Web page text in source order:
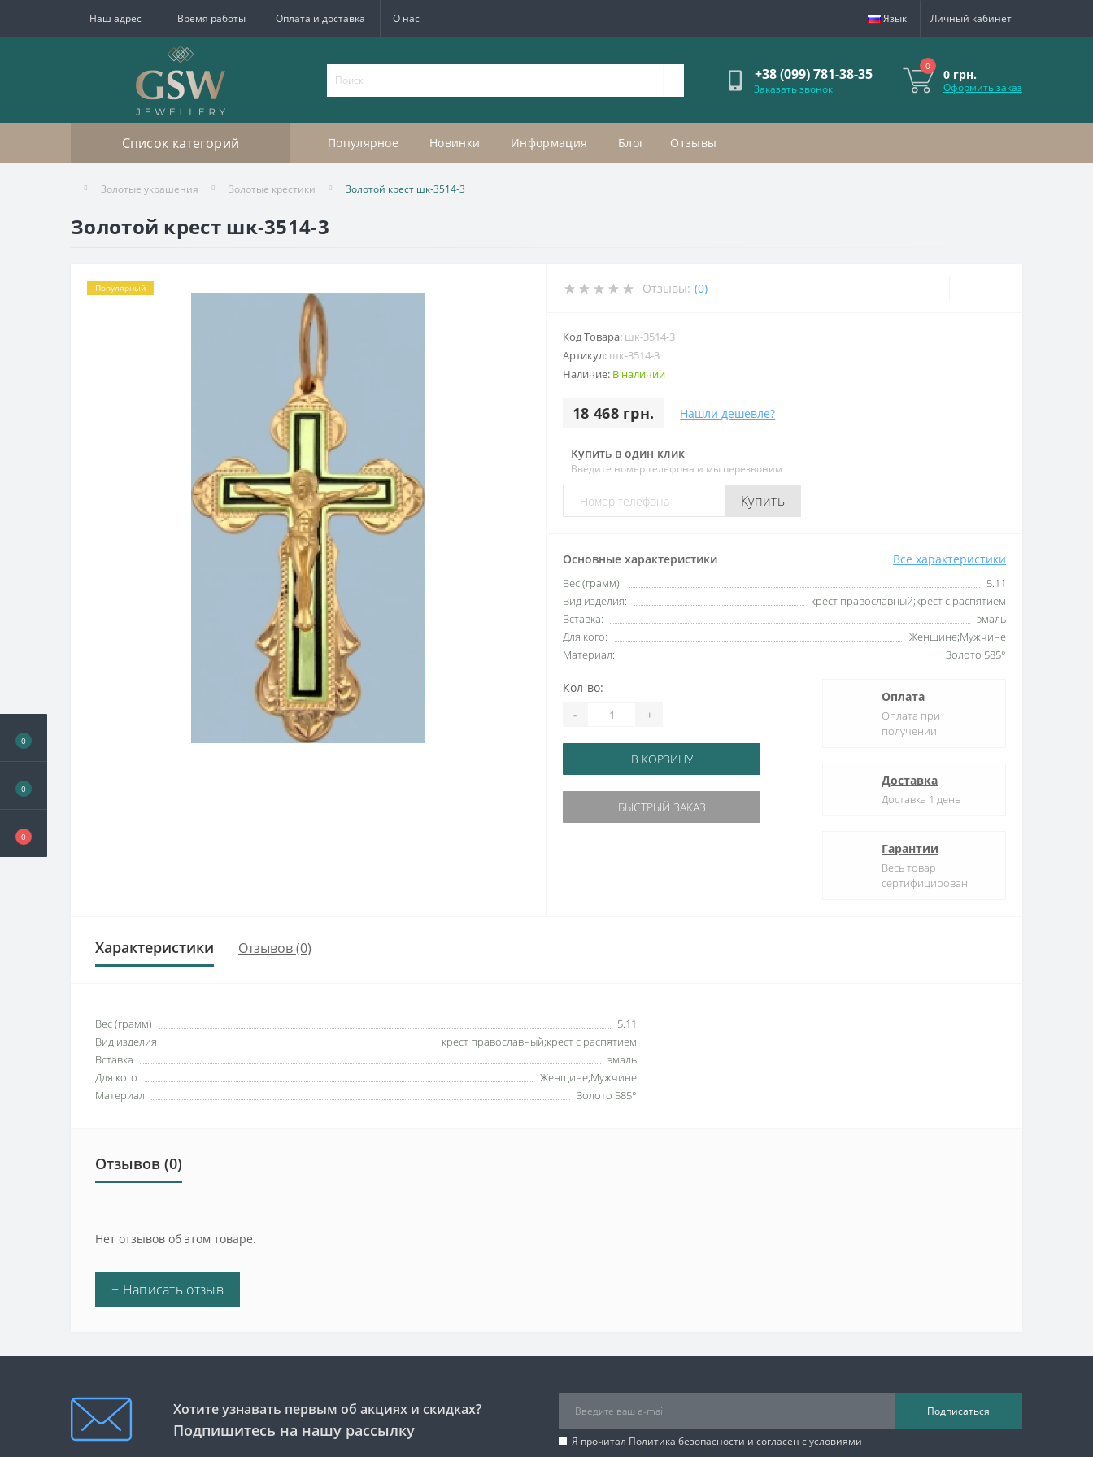
0
0
0
Наш адрес Время работы Оплата и доставка О нас Язык Личный кабинет
+38 (099) 781-38-35
Заказать звонок
0
0 грн.
Оформить заказ
Список категорий Популярное Новинки Информация Блог Отзывы
Золотые украшения Золотые крестики Золотой крест шк-3514-3
Золотой крест шк-3514-3
Популярный Отзывы: (0)
Код Товара: шк-3514-3
Артикул: шк-3514-3
Наличие: В наличии
18 468 грн. Нашли дешевле?
Купить в один клик
Введите номер телефона и мы перезвоним
Купить
Основные характеристики Все характеристики
Вес (грамм):
5.11
Вид изделия:
крест православный;крест с распятием
Вставка:
эмаль
Для кого:
Женщине;Мужчине
Материал:
Золото 585°
Кол-во:
- +
В КОРЗИНУ
БЫСТРЫЙ ЗАКАЗ
Оплата
Оплата при
получении
Доставка
Доставка 1 день
Гарантии
Весь товар
сертифицирован
Характеристики Отзывов (0)
Вес (грамм)
5.11
Вид изделия
крест православный;крест с распятием
Вставка
эмаль
Для кого
Женщине;Мужчине
Материал
Золото 585°
Отзывов (0)
Нет отзывов об этом товаре.
+ Написать отзыв
Хотите узнавать первым об акциях и скидках?
Подпишитесь на нашу рассылку
Подписаться
Я прочитал Политика безопасности и согласен с условиями